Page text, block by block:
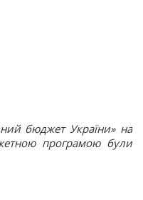
бюджет України» на
програмою були